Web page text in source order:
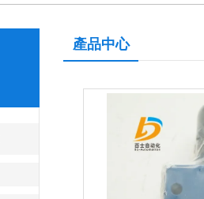
產品中心